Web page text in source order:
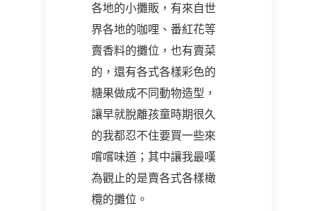
各地的小攤販，有來自世
界各地的咖哩、番紅花等
賣香料的攤位，也有賣菜
的，還有各式各樣彩色的
糖果做成不同動物造型，
讓早就脫離孩童時期很久
的我都忍不住要買一些來
嚐嚐味道；其中讓我最嘆
為觀止的是賣各式各樣橄
欖的攤位。